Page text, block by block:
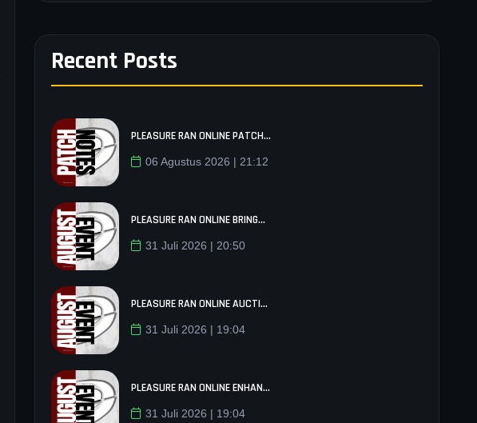
Recent Posts
PLEASURE RAN ONLINE PATCH...
06 Agustus 2026 | 21:12
PLEASURE RAN ONLINE BRING...
31 Juli 2026 | 20:50
PLEASURE RAN ONLINE AUCTI...
31 Juli 2026 | 19:04
PLEASURE RAN ONLINE ENHAN...
31 Juli 2026 | 19:04